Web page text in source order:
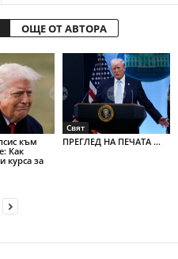
ОЩЕ ОТ АВТОРА
към
Как
курса за
Свят
ПРЕГЛЕД НА ПЕЧАТА ...